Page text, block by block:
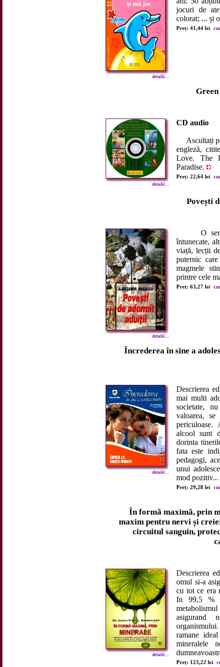
detalii ...
jocuri de
colorat; ... și
Preț: 41,44 lei
detalii ...
CD audio
Ascultați
engleză,
Love. The
Paradise.
Preț: 22,64 lei
Povești
detalii ...
O serie
întunecate,
viață, lecții
puternic
magmele
printre cele
Preț: 63,27 lei
Încrederea în sine a
detalii ...
Descrierea
mai multi
societate,
valoarea,
periculoase.
alcool sunt
dorinta
fata este
pedagogi,
unui
mod pozitiv...
Preț: 29,28 lei
În formă maximă, prin
maxim pentru nervi și
circuitul sanguin,
detalii ...
Descrierea
omul si-a
cu tot ce era
In 99,5 %
metabolismul
asigurand
ramane
mineralele
Preț: 123,22 lei